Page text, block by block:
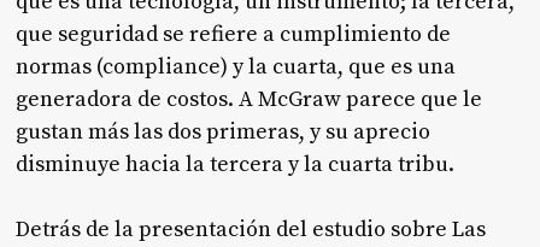
que seguridad se refiere a cumplimiento de
normas (compliance) y la cuarta, que es una
generadora de costos. A McGraw parece que le
gustan más las dos primeras, y su aprecio
disminuye hacia la tercera y la cuarta tribu.
Detrás de la presentación del estudio sobre Las